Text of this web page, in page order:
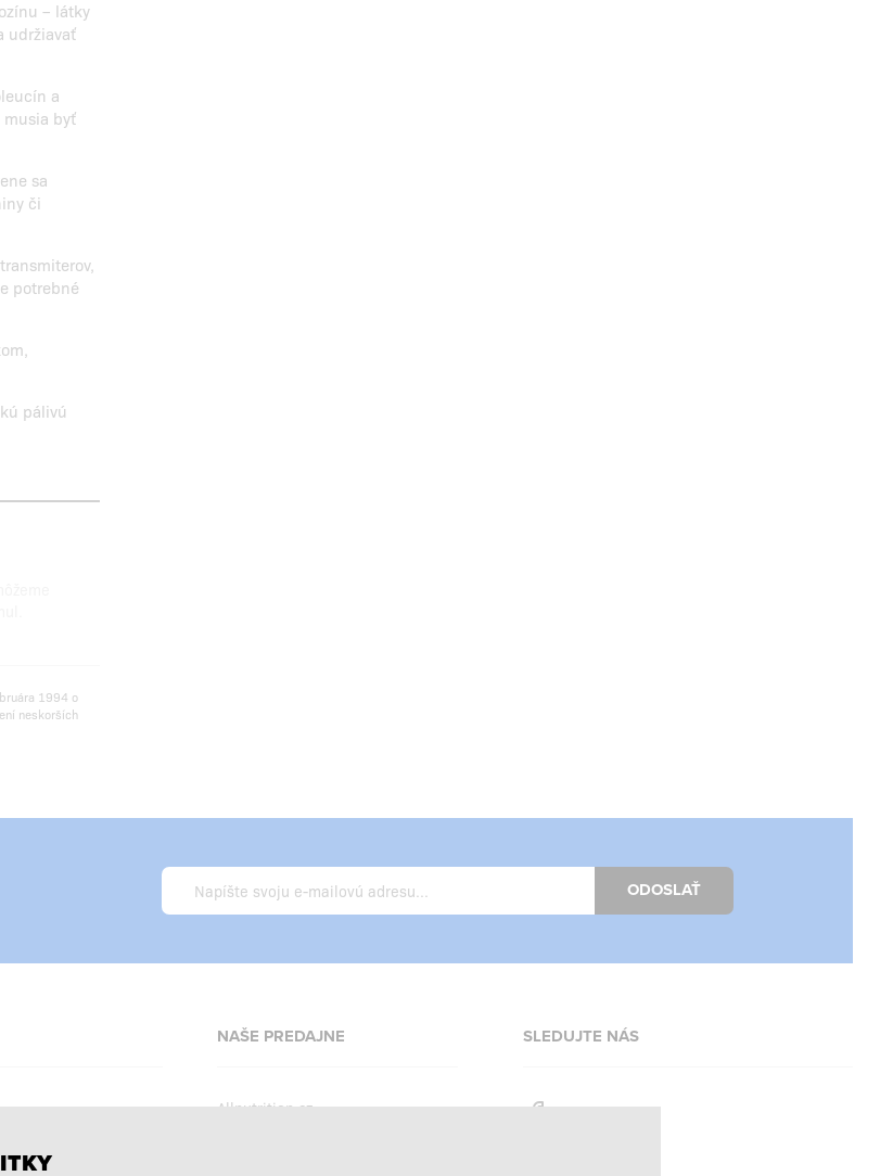
– látky
udržiavať
a
musia byť
sa
či
potrebné
pálivú
1994 o
neskorších
ODOSLAŤ
NAŠE PREDAJNE
Allnutrition.cz
SLEDUJTE NÁS
Facebook